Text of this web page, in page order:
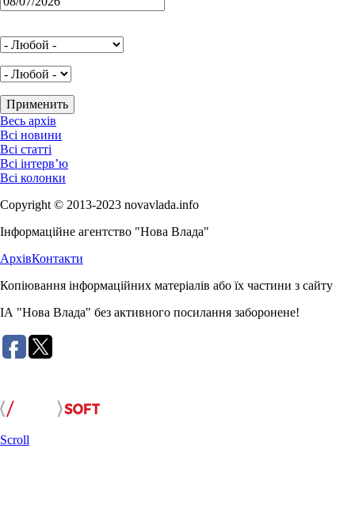
Весь архів
Всі новини
Всі статті
Всі інтерв’ю
Всі колонки
Copyright © 2013-2023 novavlada.info
Інформаційне агентство "Нова Влада"
АрхівКонтакти
Копіювання інформаційних матеріалів або їх частини з сайту
ІА "Нова Влада" без активного посилання заборонене!
Scroll